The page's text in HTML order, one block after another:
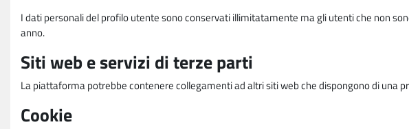
I dati personali del profilo utente sono conservati illimitatamente ma gli utenti che non
anno.
Siti web e servizi di terze parti
La piattaforma potrebbe contenere collegamenti ad altri siti web che dispongono di
Cookie